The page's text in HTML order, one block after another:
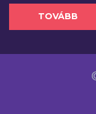
TOVÁBB